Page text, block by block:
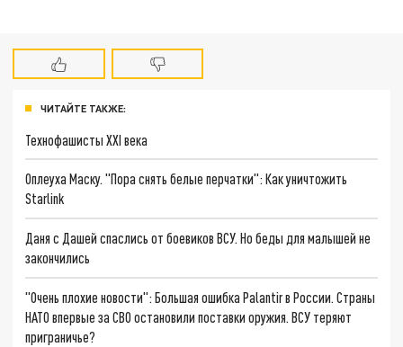
ЧИТАЙТЕ ТАКЖЕ:
Технофашисты XXI века
Оплеуха Маску. "Пора снять белые перчатки": Как уничтожить
Starlink
Даня с Дашей спаслись от боевиков ВСУ. Но беды для малышей не
закончились
"Очень плохие новости": Большая ошибка Palantir в России. Страны
НАТО впервые за СВО остановили поставки оружия. ВСУ теряют
приграничье?